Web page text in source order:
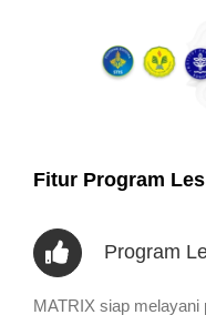
Fitur Program
Program
MATRIX siap melayani